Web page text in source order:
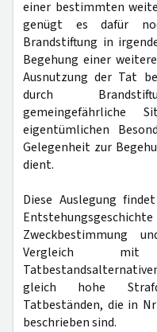
einer bestimmten
genügt es dafür
Brandstiftung in
Begehung einer
Ausnutzung der Tat
durch
eigentümlichen
Gelegenheit zur
dient.
Diese Auslegung
Zweckbestimmung
Vergleich
gleich hohe
Tatbeständen, die in
beschrieben sind.